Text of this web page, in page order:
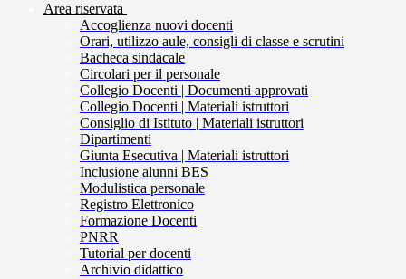
Area riservata
Accoglienza nuovi docenti
Orari, utilizzo aule, consigli di classe e scrutini
Bacheca sindacale
Circolari per il personale
Collegio Docenti | Documenti approvati
Collegio Docenti | Materiali istruttori
Consiglio di Istituto | Materiali istruttori
Dipartimenti
Giunta Esecutiva | Materiali istruttori
Inclusione alunni BES
Modulistica personale
Registro Elettronico
Formazione Docenti
PNRR
Tutorial per docenti
Archivio didattico